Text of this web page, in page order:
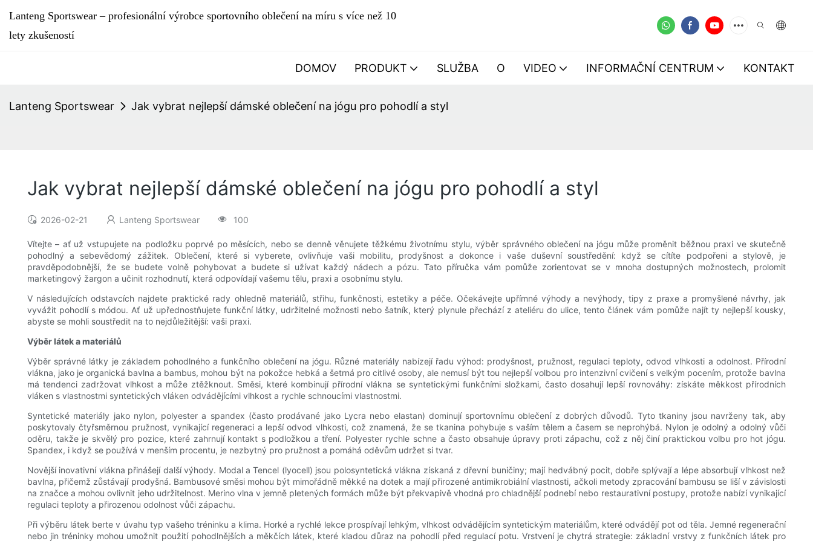
Lanteng Sportswear – profesionální výrobce sportovního oblečení na míru s více než 10
lety zkušeností
DOMOV PRODUKT SLUŽBA O VIDEO INFORMAČNÍ CENTRUM KONTAKT
Lanteng Sportswear Jak vybrat nejlepší dámské oblečení na jógu pro pohodlí a styl
Jak vybrat nejlepší dámské oblečení na jógu pro pohodlí a styl
2026-02-21 Lanteng Sportswear 100
Vítejte – ať už vstupujete na podložku poprvé po měsících, nebo se denně věnujete těžkému životnímu stylu, výběr správného oblečení na jógu může proměnit běžnou praxi ve skutečně
pohodlný a sebevědomý zážitek. Oblečení, které si vyberete, ovlivňuje vaši mobilitu, prodyšnost a dokonce i vaše duševní soustředění: když se cítíte podpořeni a stylově, je
pravděpodobnější, že se budete volně pohybovat a budete si užívat každý nádech a pózu. Tato příručka vám pomůže zorientovat se v mnoha dostupných možnostech, prolomit
marketingový žargon a učinit rozhodnutí, která odpovídají vašemu tělu, praxi a osobnímu stylu.
V následujících odstavcích najdete praktické rady ohledně materiálů, střihu, funkčnosti, estetiky a péče. Očekávejte upřímné výhody a nevýhody, tipy z praxe a promyšlené návrhy, jak
vyvážit pohodlí s módou. Ať už upřednostňujete funkční látky, udržitelné možnosti nebo šatník, který plynule přechází z ateliéru do ulice, tento článek vám pomůže najít ty nejlepší kousky,
abyste se mohli soustředit na to nejdůležitější: vaši praxi.
Výběr látek a materiálů
Výběr správné látky je základem pohodlného a funkčního oblečení na jógu. Různé materiály nabízejí řadu výhod: prodyšnost, pružnost, regulaci teploty, odvod vlhkosti a odolnost. Přírodní
vlákna, jako je organická bavlna a bambus, mohou být na pokožce hebká a šetrná pro citlivé osoby, ale nemusí být tou nejlepší volbou pro intenzivní cvičení s velkým pocením, protože bavlna
má tendenci zadržovat vlhkost a může ztěžknout. Směsi, které kombinují přírodní vlákna se syntetickými funkčními složkami, často dosahují lepší rovnováhy: získáte měkkost přírodních
vláken s vlastnostmi syntetických vláken odvádějícími vlhkost a rychle schnoucími vlastnostmi.
Syntetické materiály jako nylon, polyester a spandex (často prodávané jako Lycra nebo elastan) dominují sportovnímu oblečení z dobrých důvodů. Tyto tkaniny jsou navrženy tak, aby
poskytovaly čtyřsměrnou pružnost, vynikající regeneraci a lepší odvod vlhkosti, což znamená, že se tkanina pohybuje s vaším tělem a časem se neprohýbá. Nylon je odolný a odolný vůči
oděru, takže je skvělý pro pozice, které zahrnují kontakt s podložkou a tření. Polyester rychle schne a často obsahuje úpravy proti zápachu, což z něj činí praktickou volbu pro hot jógu.
Spandex, i když se používá v menším procentu, je nezbytný pro pružnost a pomáhá oděvům udržet si tvar.
Novější inovativní vlákna přinášejí další výhody. Modal a Tencel (lyocell) jsou polosyntetická vlákna získaná z dřevní buničiny; mají hedvábný pocit, dobře splývají a lépe absorbují vlhkost než
bavlna, přičemž zůstávají prodyšná. Bambusové směsi mohou být mimořádně měkké na dotek a mají přirozené antimikrobiální vlastnosti, ačkoli metody zpracování bambusu se liší v závislosti
na značce a mohou ovlivnit jeho udržitelnost. Merino vlna v jemně pletených formách může být překvapivě vhodná pro chladnější podnebí nebo restaurativní postupy, protože nabízí vynikající
regulaci teploty a přirozenou odolnost vůči zápachu.
Při výběru látek berte v úvahu typ vašeho tréninku a klima. Horké a rychlé lekce prospívají lehkým, vlhkost odvádějícím syntetickým materiálům, které odvádějí pot od těla. Jemné regenerační
nebo jin tréninky mohou umožnit použití pohodlnějších a měkčích látek, které kladou důraz na pohodlí před regulací potu. Vrstvení je chytrá strategie: základní vrstvy z funkčních látek pro